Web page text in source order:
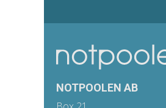
NOTPOOLEN AB